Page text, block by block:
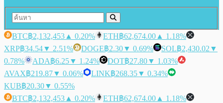
BTC฿2,132,453 ▲ 0.20% ETH฿62,674.00 ▲ 1.18%
XRP฿34.54▼ 2.51% DOGE฿2.30▼ 0.69% SOL฿2,430.02 ▼
0.78%
ADA฿6.25▼ 1.24% DOT฿27.80▼ 1.03%
AVAX฿219.87▼ 0.06% LINK฿268.35▼ 0.34%
KUB฿20.30▼ 0.55%
BTC฿2,132,453 ▲ 0.20% ETH฿62,674.00 ▲ 1.18%